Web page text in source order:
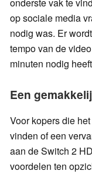
onderste vak te
op sociale media
nodig was. Er
tempo van de
minuten nodig
Een
Voor kopers die
vinden of een
aan de Switch 2
voordelen ten